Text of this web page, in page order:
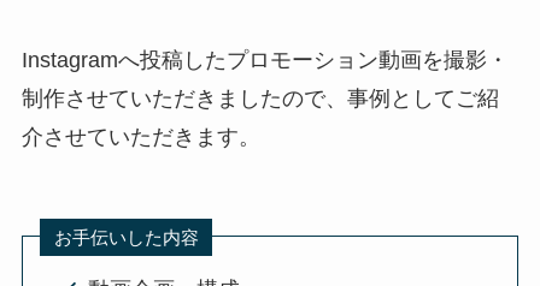
Instagramへ投稿したプロモーション動画を撮影・
制作させていただきましたので、事例としてご紹
介させていただきます。
お手伝いした内容